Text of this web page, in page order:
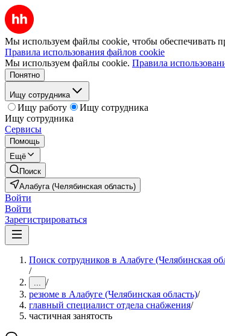
Мы используем файлы cookie, чтобы обеспечивать
Правила использования файлов cookie
Мы используем файлы cookie. Правила
Понятно
Ищу сотрудника
Ищу работу
Ищу сотрудника
Ищу сотрудника
Сервисы
Помощь
Ещё
Поиск
Алабуга (Челябинская область)
Войти
Войти
Зарегистрироваться
Поиск сотрудников в Алабуге (Челябинская
/
... /
резюме в Алабуге (Челябинская область)/
главный специалист отдела снабжения/
частичная занятость